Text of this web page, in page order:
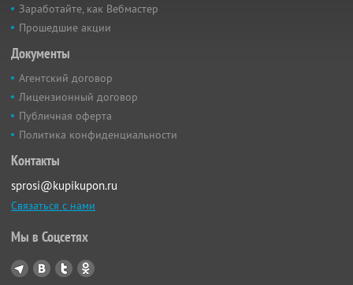
Заработайте, как Вебмастер
Прошедшие акции
Документы
Агентский договор
Лицензионный договор
Публичная оферта
Политика конфиденциальности
Контакты
sprosi@kupikupon.ru
Связаться с нами
Мы в Соцсетях